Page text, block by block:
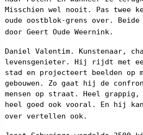
Misschien wel nooit. Pas twee
oude oostblok-grens over. Beide
door Geert Oude Weernink.
Daniel Valentim. Kunstenaar,
levensgenieter. Hij rijdt met
stad en projecteert beelden op
gebouwen. Zo gaat hij de
mensen op straat. Heel grappig,
heel goed ook vooral. En hij
over vertellen ook.